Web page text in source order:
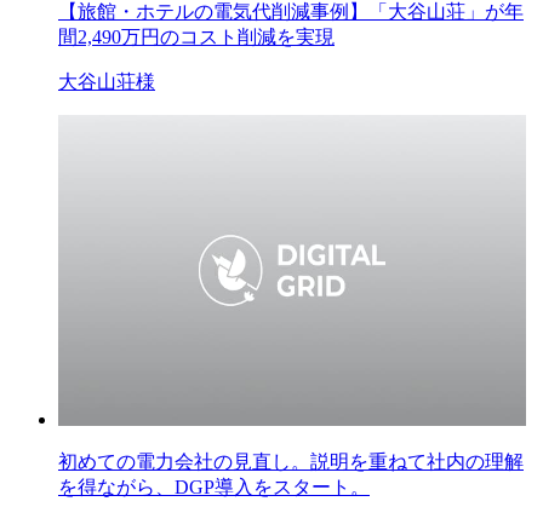
【旅館・ホテルの電気代削減事例】「大谷山荘」が年
間2,490万円のコスト削減を実現
大谷山荘様
初めての電力会社の見直し。説明を重ねて社内の理解
を得ながら、DGP導入をスタート。